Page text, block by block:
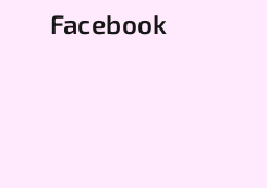
Facebook